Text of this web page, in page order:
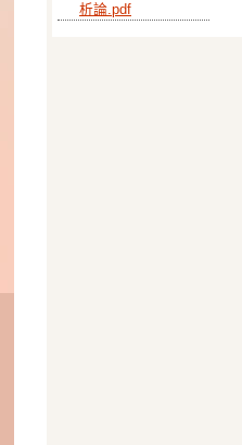
析論.pdf